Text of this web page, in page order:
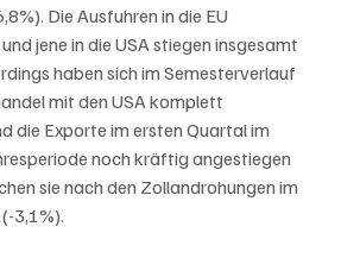
Die Ausfuhren in die EU
jene in die USA stiegen insgesamt
haben sich im Semesterverlauf
mit den USA komplett
die Exporte im ersten Quartal im
noch kräftig angestiegen
sie nach den Zollandrohungen im
3,1%).